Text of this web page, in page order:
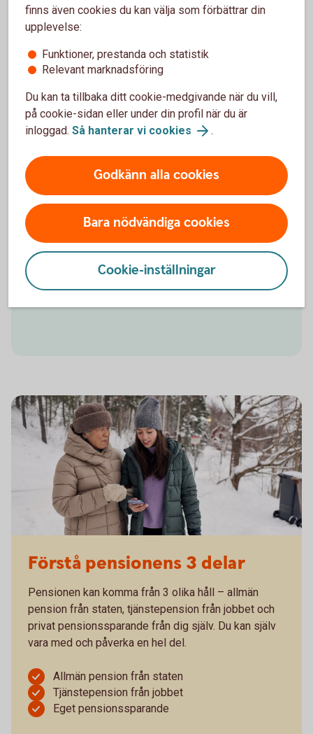
Kolla in pensionen på minPension.se
Hur mycket behöver du spara?
pensionsspara:
Hur mycket du tjänar idag.
Om du jobbar heltid eller deltid.
Om du har tjänstepension eller inte.
Hur mycket du vill ha ut i månaden som
Förstå pensionens 3 delar
Pensionen kan komma från 3 olika håll – allmän
pension från staten, tjänstepension från jobbet och
privat pensionssparande från dig själv. Du kan själv
vara med och påverka en hel del.
Allmän pension från staten
Tjänstepension från jobbet
Eget pensionssparande
finns även cookies du kan välja som förbättrar din
upplevelse:
Funktioner, prestanda och statistik
Relevant marknadsföring
Du kan ta tillbaka ditt cookie-medgivande när du vill,
på cookie-sidan eller under din profil när du är
inloggad. Så hanterar vi cookies .
Godkänn alla cookies
Bara nödvändiga cookies
Cookie-inställningar